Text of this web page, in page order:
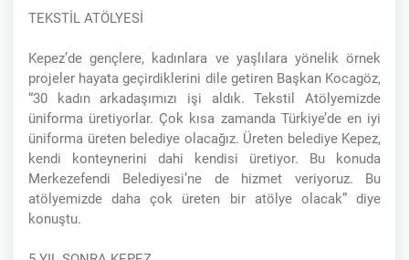
TEKSTİL ATÖLYESİ
Kepez’de gençlere, kadınlara ve yaşlılara yönelik örnek
projeler hayata geçirdiklerini dile getiren Başkan Kocagöz,
“30 kadın arkadaşımızı işi aldık. Tekstil Atölyemizde
üniforma üretiyorlar. Çok kısa zamanda Türkiye’de en iyi
üniforma üreten belediye olacağız. Üreten belediye Kepez,
kendi konteynerini dahi kendisi üretiyor. Bu konuda
Merkezefendi Belediyesi’ne de hizmet veriyoruz. Bu
atölyemizde daha çok üreten bir atölye olacak” diye
konuştu.